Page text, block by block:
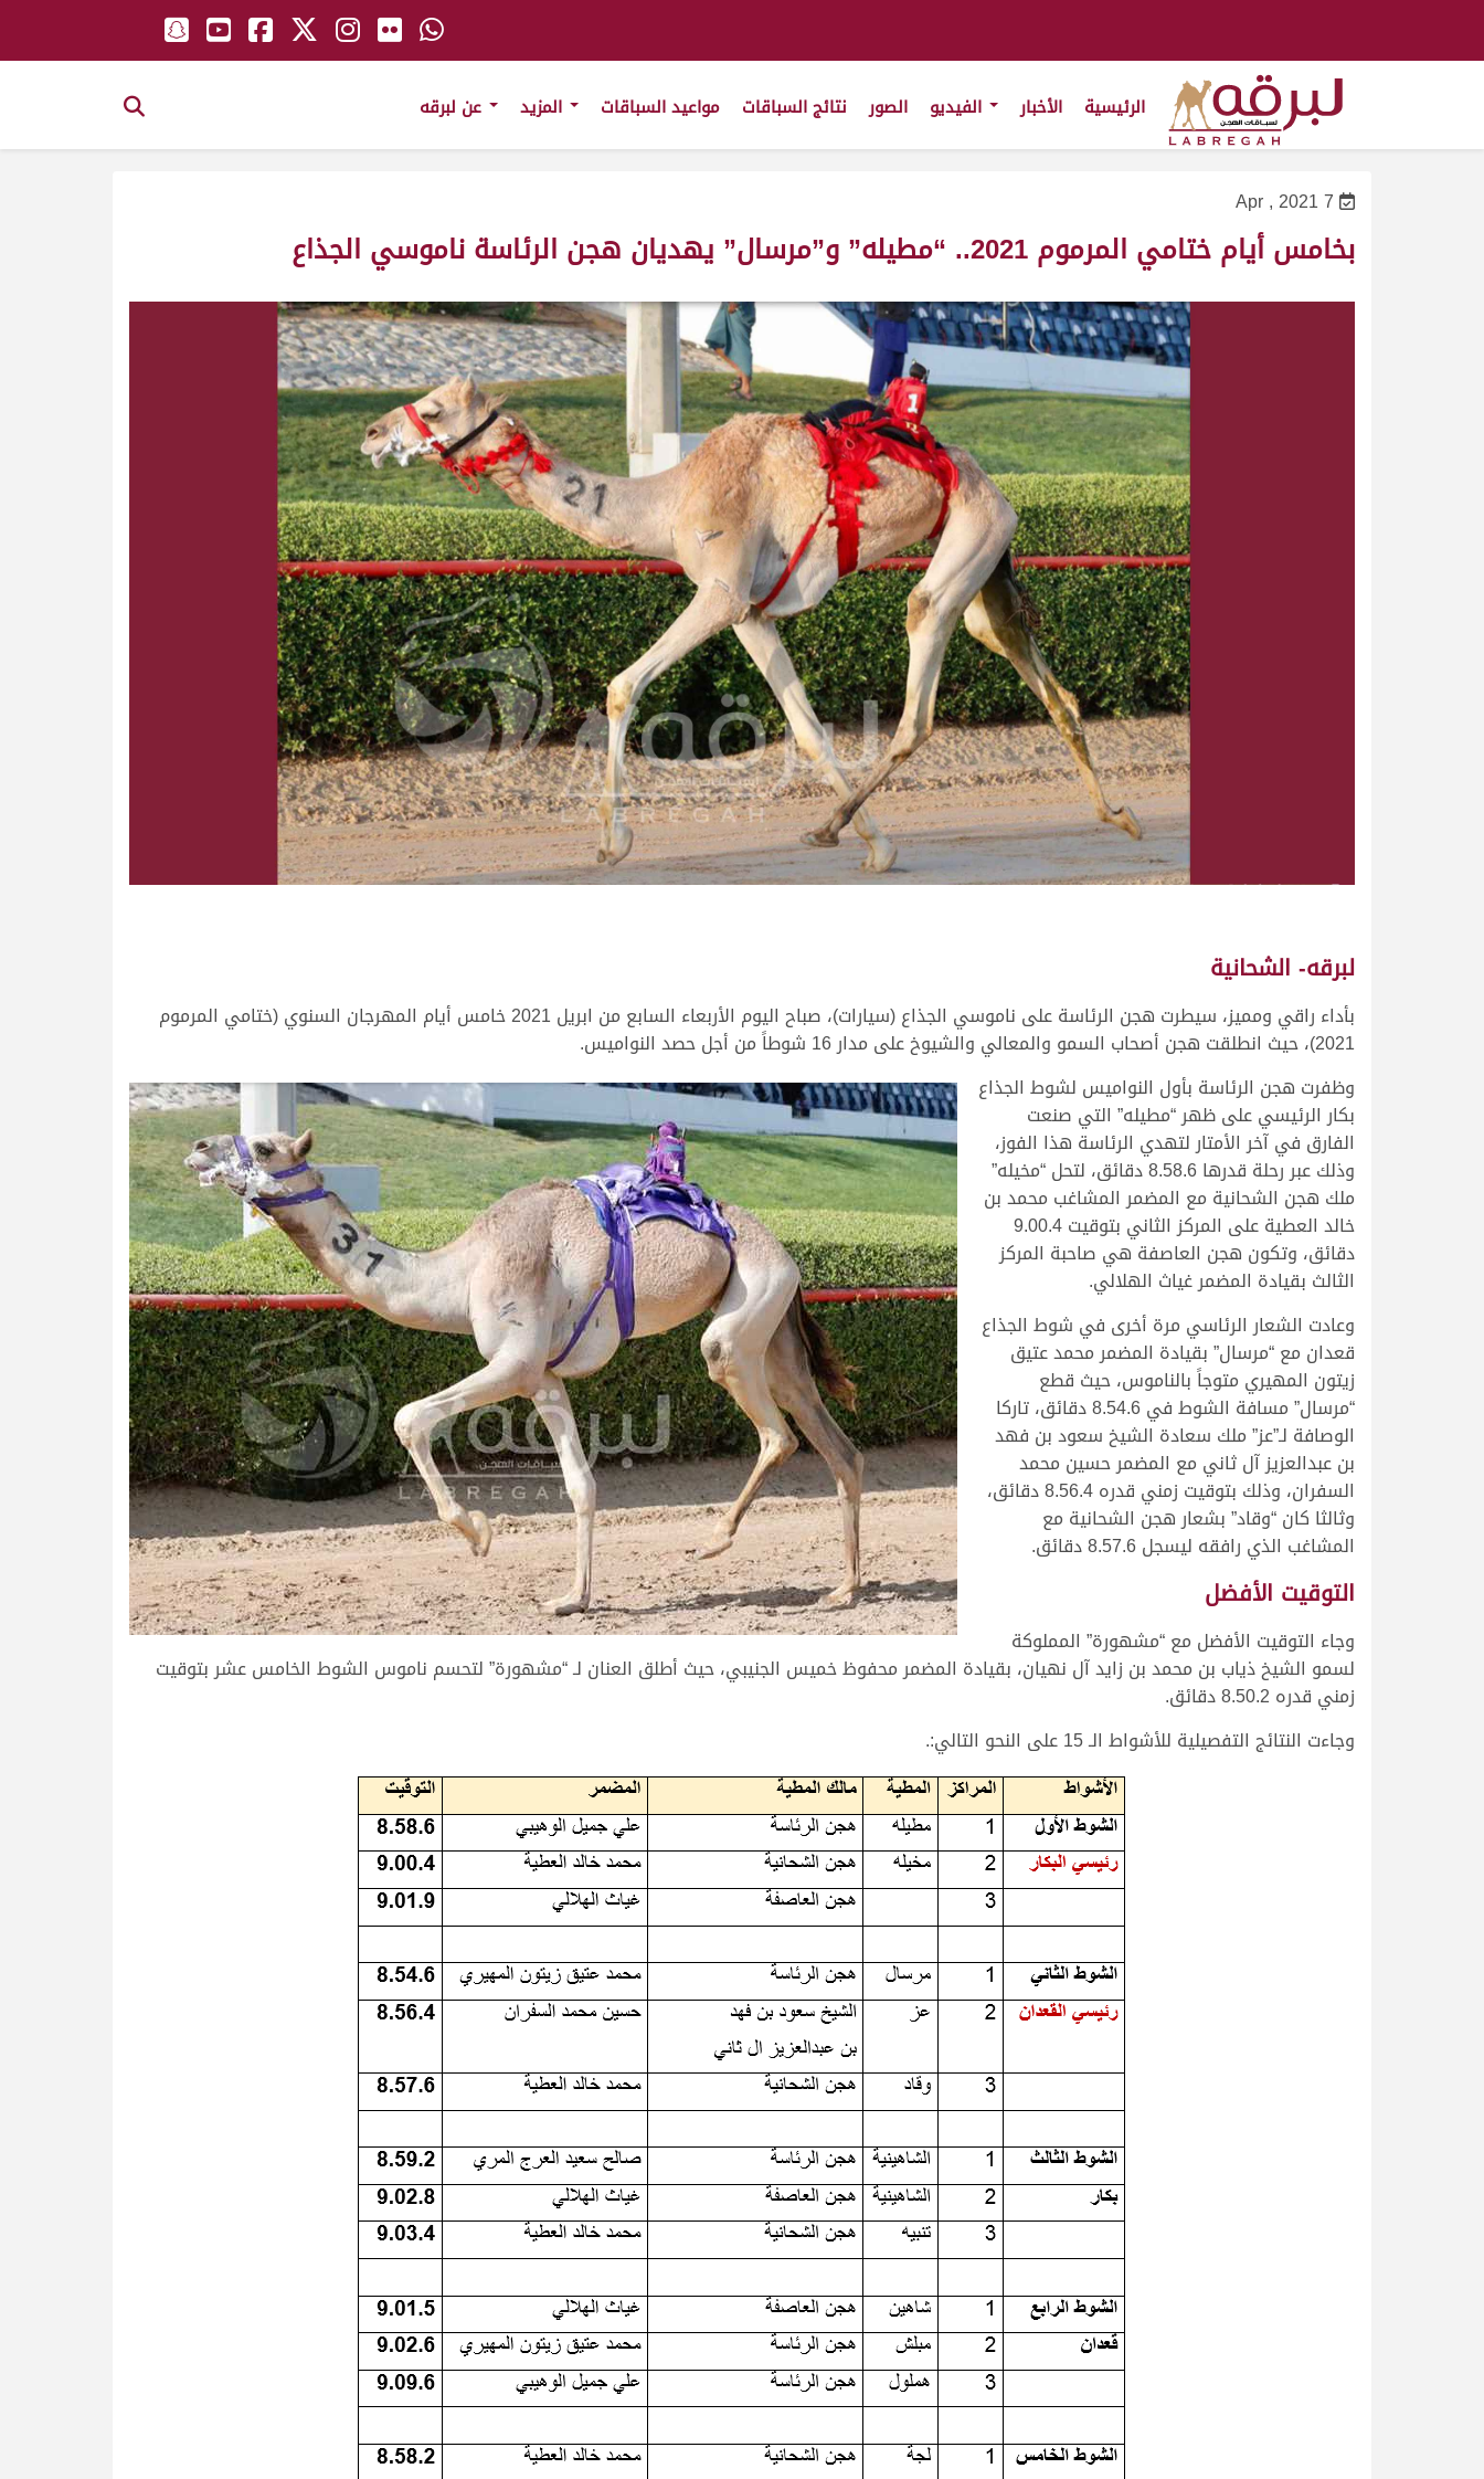
الرئيسية الأخبار الصور نتائج السباقات مواعيد السباقات
7 Apr , 2021
بخامس أيام ختامي المرموم 2021.. “مطيله” و”مرسال” يهديان هجن الرئاسة ناموسي الجذاع
لبرقه- الشحانية
بأداء راقي ومميز، سيطرت هجن الرئاسة على ناموسي الجذاع (سيارات)، صباح اليوم الأربعاء السابع من ابريل 2021 خامس أيام المهرجان السنوي (ختامي المرموم
2021)، حيث انطلقت هجن أصحاب السمو والمعالي والشيوخ على مدار 16 شوطاً من أجل حصد النواميس.
وظفرت هجن الرئاسة بأول النواميس لشوط الجذاع
بكار الرئيسي على ظهر “مطيله” التي صنعت
الفارق في آخر الأمتار لتهدي الرئاسة هذا الفوز،
وذلك عبر رحلة قدرها 8.58.6 دقائق، لتحل “مخيله”
ملك هجن الشحانية مع المضمر المشاغب محمد بن
خالد العطية على المركز الثاني بتوقيت 9.00.4
دقائق، وتكون هجن العاصفة هي صاحبة المركز
الثالث بقيادة المضمر غياث الهلالي.
وعادت الشعار الرئاسي مرة أخرى في شوط الجذاع
قعدان مع “مرسال” بقيادة المضمر محمد عتيق
زيتون المهيري متوجاً بالناموس، حيث قطع
“مرسال” مسافة الشوط في 8.54.6 دقائق، تاركا
الوصافة لـ”عز” ملك سعادة الشيخ سعود بن فهد
بن عبدالعزيز آل ثاني مع المضمر حسين محمد
السفران، وذلك بتوقيت زمني قدره 8.56.4 دقائق،
وثالثا كان “وقاد” بشعار هجن الشحانية مع
المشاغب الذي رافقه ليسجل 8.57.6 دقائق.
التوقيت الأفضل
وجاء التوقيت الأفضل مع “مشهورة” المملوكة
لسمو الشيخ ذياب بن محمد بن زايد آل نهيان، بقيادة المضمر محفوظ خميس الجنيبي، حيث أطلق العنان لـ “مشهورة” لتحسم ناموس الشوط الخامس عشر بتوقيت
زمني قدره 8.50.2 دقائق.
وجاءت النتائج التفصيلية للأشواط الـ 15 على النحو التالي:.